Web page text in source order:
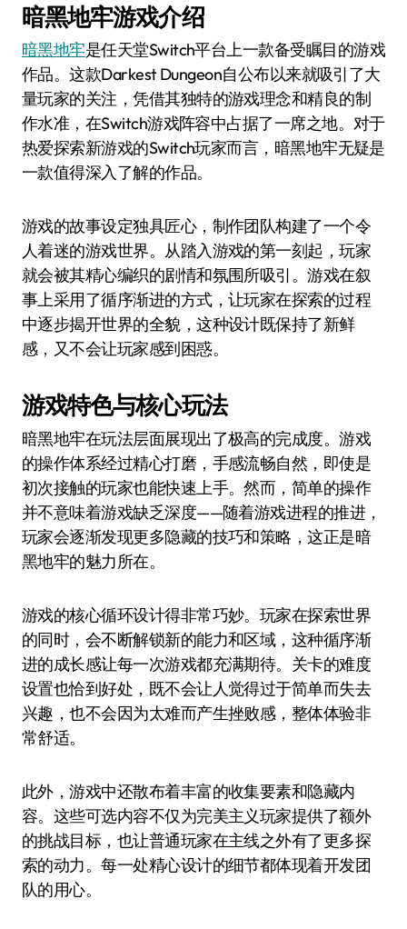
暗黑地牢游戏介绍
暗黑地牢是任天堂Switch平台上一款备受瞩目的游戏
作品。这款Darkest Dungeon自公布以来就吸引了大
量玩家的关注，凭借其独特的游戏理念和精良的制
作水准，在Switch游戏阵容中占据了一席之地。对于
热爱探索新游戏的Switch玩家而言，暗黑地牢无疑是
一款值得深入了解的作品。
游戏的故事设定独具匠心，制作团队构建了一个令
人着迷的游戏世界。从踏入游戏的第一刻起，玩家
就会被其精心编织的剧情和氛围所吸引。游戏在叙
事上采用了循序渐进的方式，让玩家在探索的过程
中逐步揭开世界的全貌，这种设计既保持了新鲜
感，又不会让玩家感到困惑。
游戏特色与核心玩法
暗黑地牢在玩法层面展现出了极高的完成度。游戏
的操作体系经过精心打磨，手感流畅自然，即使是
初次接触的玩家也能快速上手。然而，简单的操作
并不意味着游戏缺乏深度——随着游戏进程的推进，
玩家会逐渐发现更多隐藏的技巧和策略，这正是暗
黑地牢的魅力所在。
游戏的核心循环设计得非常巧妙。玩家在探索世界
的同时，会不断解锁新的能力和区域，这种循序渐
进的成长感让每一次游戏都充满期待。关卡的难度
设置也恰到好处，既不会让人觉得过于简单而失去
兴趣，也不会因为太难而产生挫败感，整体体验非
常舒适。
此外，游戏中还散布着丰富的收集要素和隐藏内
容。这些可选内容不仅为完美主义玩家提供了额外
的挑战目标，也让普通玩家在主线之外有了更多探
索的动力。每一处精心设计的细节都体现着开发团
队的用心。